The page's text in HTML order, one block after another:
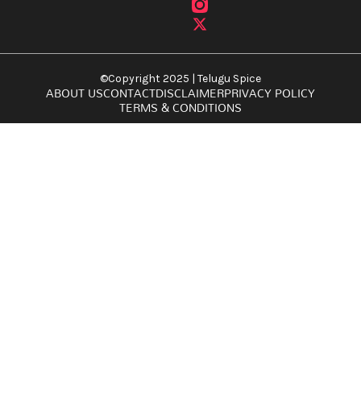
©Copyright 2025 | Telugu Spice
ABOUT USCONTACTDISCLAIMERPRIVACY POLICY
TERMS & CONDITIONS